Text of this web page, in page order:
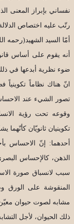
نفساني بإبراز المعنى
رتّب عليه اختصاص الدلالة
أمّا السيد الشهيد(رحمه
أنه يقوم على أساس
ضوء نظرية أبدعها في
انّ هناك نظاماً تكوينياً
تصور الشيء عند
وقوعه تحت رؤية
تكوينيان ثانويّان
أحدهما: إنّ الاحساس
الذهن، كالإحساس
سبب لانسباق صورة
المنقوشة على الورق
مشابه لصوت حيوان
ذلك الحيوان، لأجل